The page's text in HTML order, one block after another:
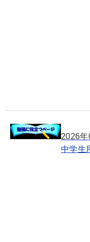
2026年
中学生